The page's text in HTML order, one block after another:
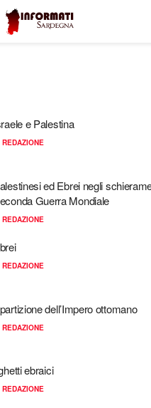
e Palestina
REDAZIONE
ed Ebrei negli
Guerra Mondiale
REDAZIONE
REDAZIONE
dell’Impero ottomano
REDAZIONE
ebraici
REDAZIONE